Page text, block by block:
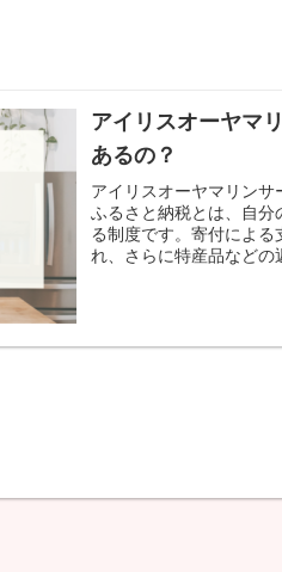
アイリスオーヤマ
あるの？
アイリスオーヤマリンサ
ふるさと納税とは、自分
る制度です。寄付による
れ、さらに特産品など